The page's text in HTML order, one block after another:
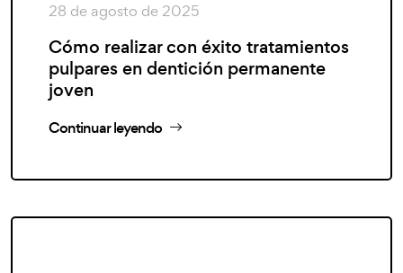
28 de agosto de 2025
Cómo realizar con éxito tratamientos
pulpares en dentición permanente
joven
Continuar leyendo